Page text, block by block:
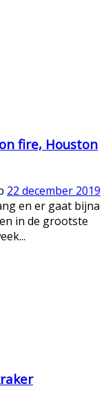
fire, Houston
22 december 2019
en er gaat bijna
in de grootste